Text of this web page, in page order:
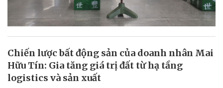
Chiến lược bất động sản của doanh nhân Mai
Hữu Tín: Gia tăng giá trị đất từ hạ tầng
logistics và sản xuất